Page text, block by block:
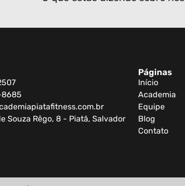
8685
Souza Rêgo, 8 - Piatã, Salvador
Páginas
Início
Academia
Equipe
Blog
Contato